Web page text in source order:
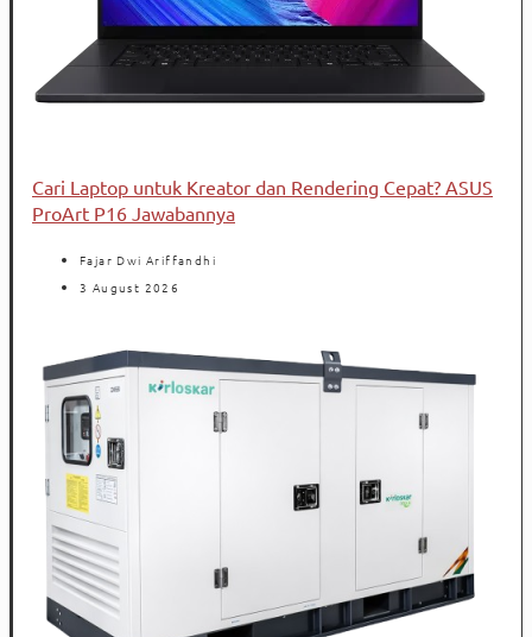
Cari Laptop untuk Kreator dan Rendering Cepat? ASUS
ProArt P16 Jawabannya
Fajar Dwi Ariffandhi
3 August 2026